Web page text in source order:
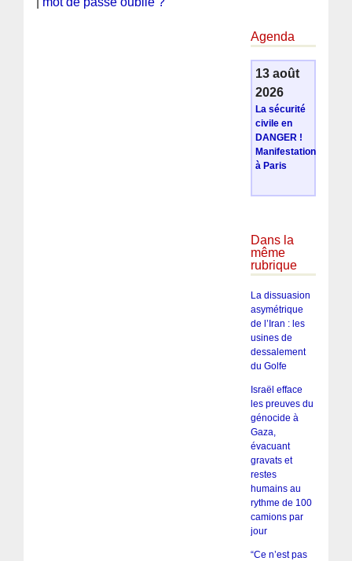
Agenda
13 août
2026
La sécurité
civile en
DANGER !
Manifestation
à Paris
Dans la
même
rubrique
La dissuasion
asymétrique
de l’Iran : les
usines de
dessalement
du Golfe
Israël efface
les preuves du
génocide à
Gaza,
évacuant
gravats et
restes
humains au
rythme de 100
camions par
jour
“Ce n’est pas